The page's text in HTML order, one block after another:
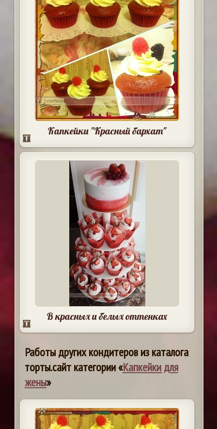
Капкейки "Красный бархат"
В красных и белых оттенках
Работы других кондитеров из каталога
торты.сайт категории «Капкейки для
жены»